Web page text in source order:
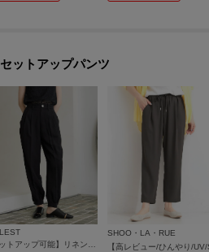
ットアップパンツ
SHOO・LA・RUE